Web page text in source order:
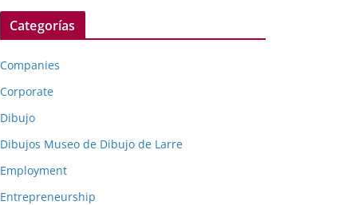
Categorías
Companies
Corporate
Dibujo
Dibujos Museo de Dibujo de Larre
Employment
Entrepreneurship